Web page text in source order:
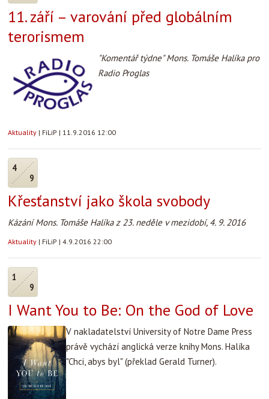
11. září – varování před globálním
terorismem
"Komentář týdne" Mons. Tomáše Halíka pro
Radio Proglas
Aktuality | FiLiP | 11.9.2016 12:00
4
9
Křesťanství jako škola svobody
Kázání Mons. Tomáše Halíka z 23. neděle v mezidobí, 4. 9. 2016
Aktuality | FiLiP | 4.9.2016 22:00
1
9
I Want You to Be: On the God of Love
V nakladatelství University of Notre Dame Press
právě vychází anglická verze knihy Mons. Halíka
"Chci, abys byl" (překlad Gerald Turner).